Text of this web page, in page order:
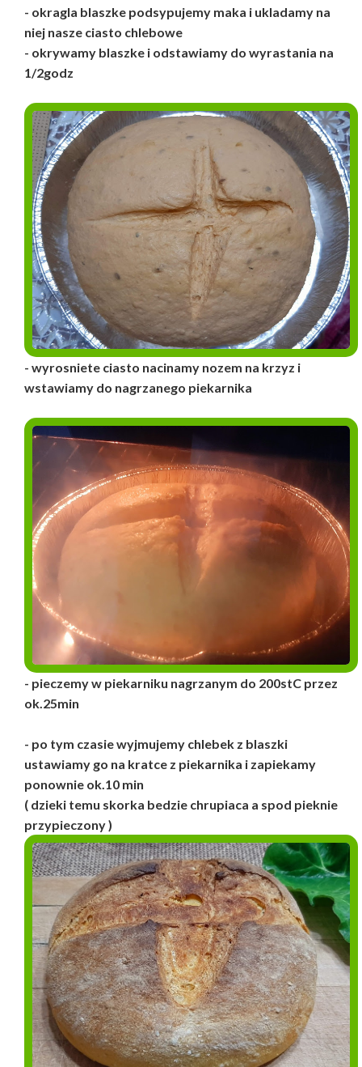
- okragla blaszke podsypujemy maka i ukladamy na
niej nasze ciasto chlebowe
- okrywamy blaszke i odstawiamy do wyrastania na
1/2godz
- wyrosniete ciasto nacinamy nozem na krzyz i
wstawiamy do nagrzanego piekarnika
- pieczemy w piekarniku nagrzanym do 200stC przez
ok.25min
- po tym czasie wyjmujemy chlebek z blaszki
ustawiamy go na kratce z piekarnika i zapiekamy
ponownie ok.10 min
( dzieki temu skorka bedzie chrupiaca a spod pieknie
przypieczony )